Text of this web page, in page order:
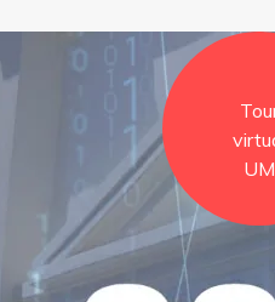
UM